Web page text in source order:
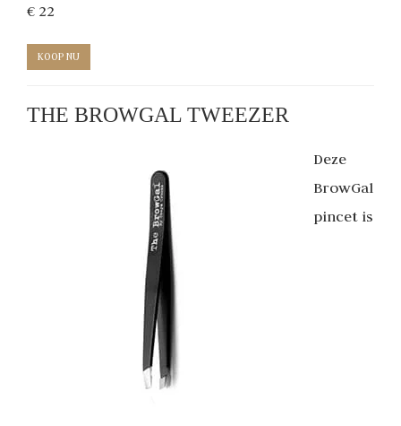
€ 22
KOOP NU
THE BROWGAL TWEEZER
Deze
BrowGal
pincet is